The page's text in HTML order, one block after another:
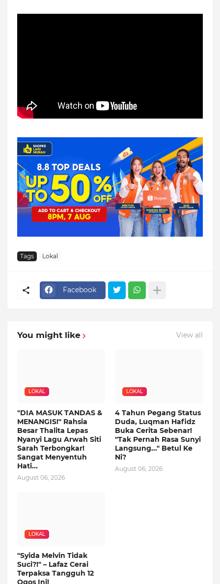
Tags Lokal
Facebook
You might like View all
LOKAL
"DIA MASUK TANDAS &
MENANGIS!" Rahsia
Besar Thalita Lepas
Nyanyi Lagu Arwah Siti
Sarah Terbongkar!
Sangat Menyentuh
Hati...
August 06, 2026
LOKAL
4 Tahun Pegang Status
Duda, Luqman Hafidz
Buka Cerita Sebenar!
"Tak Pernah Rasa Sunyi
Langsung..." Betul Ke
Ni?
August 06, 2026
LOKAL
"Syida Melvin Tidak
Suci?!" – Lafaz Cerai
Terpaksa Tangguh 12
Ogos Ini!